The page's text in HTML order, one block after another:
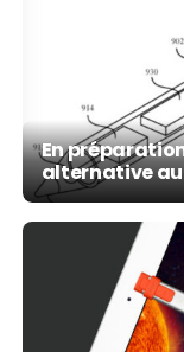
En
alternative au